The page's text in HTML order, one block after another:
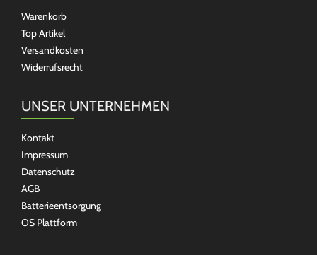
Warenkorb
Top Artikel
Versandkosten
Widerrufsrecht
UNSER UNTERNEHMEN
Kontakt
Impressum
Datenschutz
AGB
Batterieentsorgung
OS Plattform